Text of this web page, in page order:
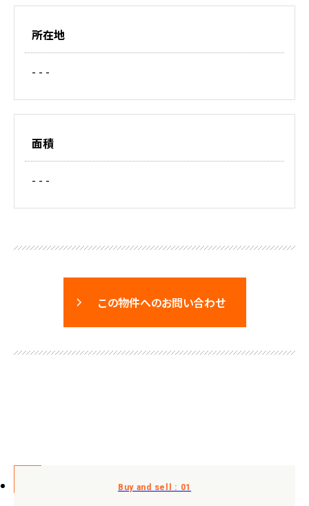
所在地
- - -
面積
- - -
この物件へのお問い合わせ